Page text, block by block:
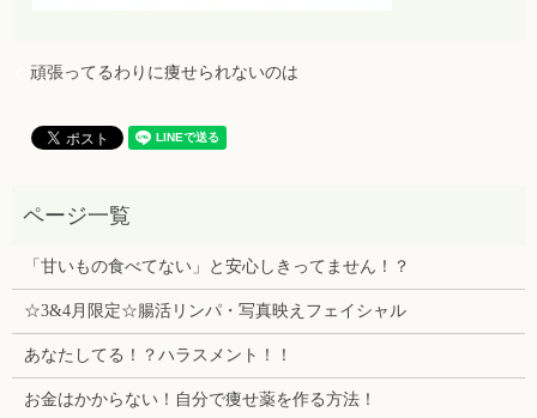
頑張ってるわりに痩せられないのは
「甘いもの食べてない」と安心しきってません！？
☆3&4月限定☆腸活リンパ・写真映えフェイシャル
あなたしてる！？ハラスメント！！
お金はかからない！自分で痩せ薬を作る方法！